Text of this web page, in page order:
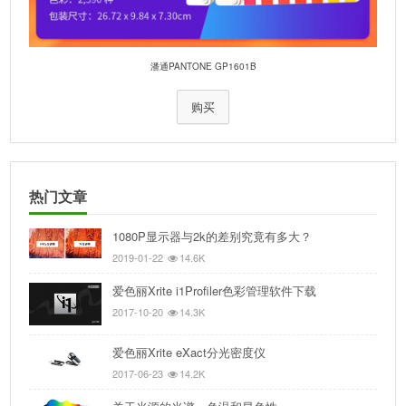
潘通PANTONE GP1601B
购买
热门文章
1080P显示器与2k的差别究竟有多大？
2019-01-22 14.6K
爱色丽Xrite i1Profiler色彩管理软件下载
2017-10-20 14.3K
爱色丽Xrite eXact分光密度仪
2017-06-23 14.2K